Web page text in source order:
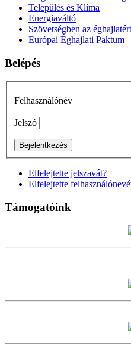
Település és Klíma
Energiaváltó
Szövetségben az éghajlatért
Európai Éghajlati Paktum
Belépés
Felhasználónév
Jelszó
Elfelejtette jelszavát?
Elfelejtette
Támogatóink